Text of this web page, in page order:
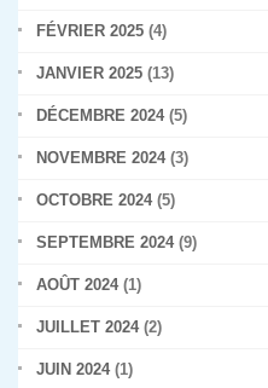
FÉVRIER 2025 (4)
JANVIER 2025 (13)
DÉCEMBRE 2024(5)
NOVEMBRE 2024(3)
OCTOBRE 2024(5)
SEPTEMBRE 2024(9)
AOÛT 2024(1)
JUILLET 2024(2)
JUIN 2024(1)